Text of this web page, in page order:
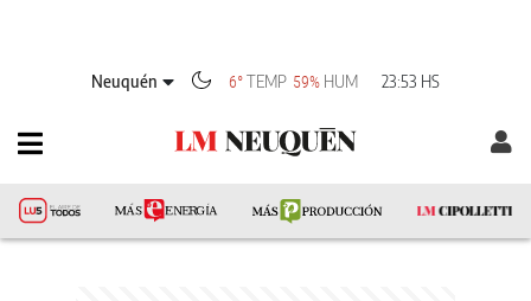
Neuquén 6° TEMP 59% HUM 23:53 HS